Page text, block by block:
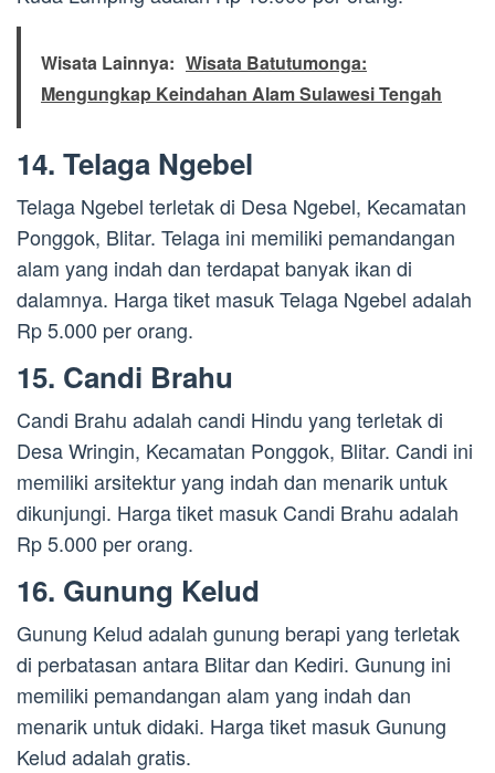
Wisata Lainnya: Wisata Batutumonga:
Mengungkap Keindahan Alam Sulawesi Tengah
14. Telaga Ngebel
Telaga Ngebel terletak di Desa Ngebel, Kecamatan
Ponggok, Blitar. Telaga ini memiliki pemandangan
alam yang indah dan terdapat banyak ikan di
dalamnya. Harga tiket masuk Telaga Ngebel adalah
Rp 5.000 per orang.
15. Candi Brahu
Candi Brahu adalah candi Hindu yang terletak di
Desa Wringin, Kecamatan Ponggok, Blitar. Candi ini
memiliki arsitektur yang indah dan menarik untuk
dikunjungi. Harga tiket masuk Candi Brahu adalah
Rp 5.000 per orang.
16. Gunung Kelud
Gunung Kelud adalah gunung berapi yang terletak
di perbatasan antara Blitar dan Kediri. Gunung ini
memiliki pemandangan alam yang indah dan
menarik untuk didaki. Harga tiket masuk Gunung
Kelud adalah gratis.